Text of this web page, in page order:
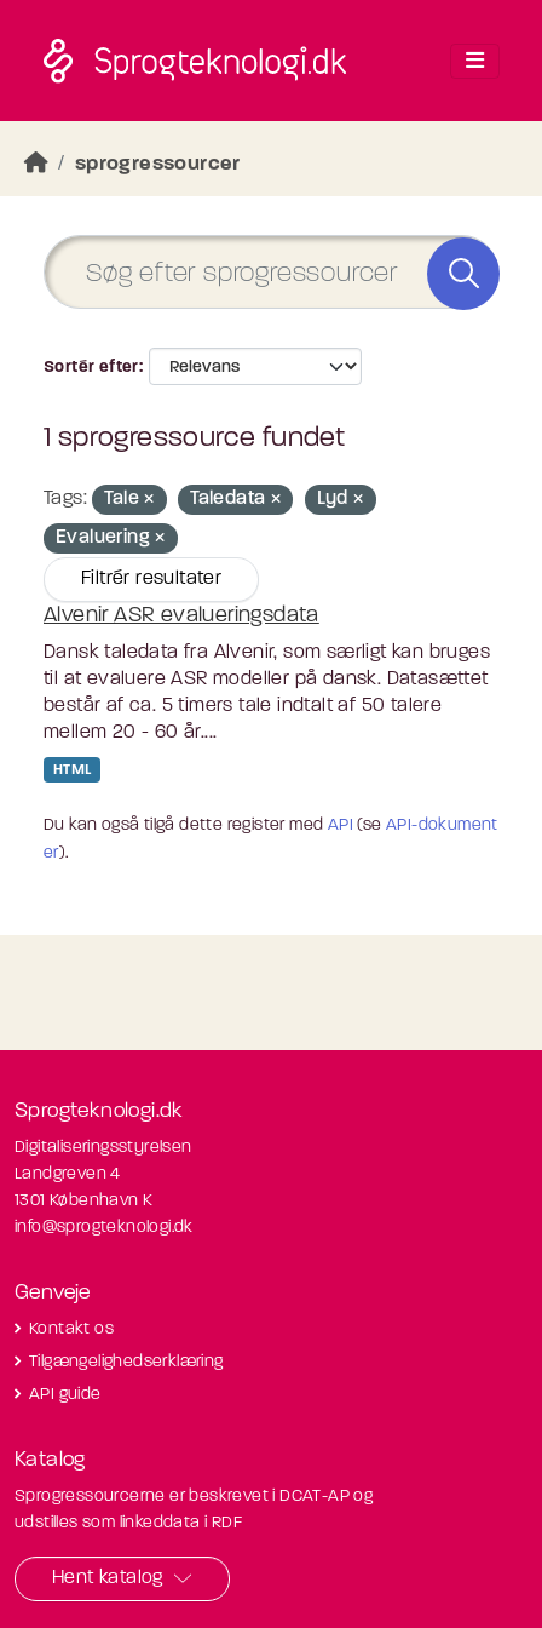
sprogressourcer
Sortér efter
1 sprogressource fundet
Tags: Tale Taledata
Lyd
Evaluering
Filtrér resultater
Alvenir ASR evalueringsdata
Dansk taledata fra Alvenir, som særligt kan bruges
til at evaluere ASR modeller på dansk. Datasættet
består af ca. 5 timers tale indtalt af 50 talere
mellem 20 - 60 år....
HTML
Du kan også tilgå dette register med API (seAPI-dokument
er).
Sprogteknologi.dk
Digitaliseringsstyrelsen
Landgreven 4
1301 København K
info@sprogteknologi.dk
Genveje
Kontakt os
Tilgængelighedserklæring
API guide
Katalog
Sprogressourcerne er beskrevet i DCAT-AP og
udstilles som linkeddata i RDF
Hent katalog